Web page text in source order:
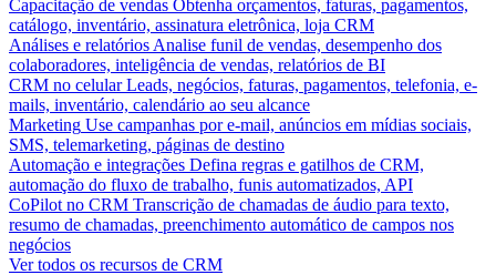
Capacitação de vendas Obtenha orçamentos, faturas, pagamentos,
catálogo, inventário, assinatura eletrônica, loja CRM
Análises e relatórios Analise funil de vendas, desempenho dos
colaboradores, inteligência de vendas, relatórios de BI
CRM no celular Leads, negócios, faturas, pagamentos, telefonia, e-
mails, inventário, calendário ao seu alcance
Marketing Use campanhas por e-mail, anúncios em mídias sociais,
SMS, telemarketing, páginas de destino
Automação e integrações Defina regras e gatilhos de CRM,
automação do fluxo de trabalho, funis automatizados, API
CoPilot no CRM Transcrição de chamadas de áudio para texto,
resumo de chamadas, preenchimento automático de campos nos
negócios
Ver todos os recursos de CRM